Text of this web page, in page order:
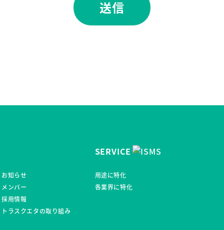
SERVICE
お知らせ
メンバー
採用情報
トラスクエタの取り組み
用途に特化
各業界に特化